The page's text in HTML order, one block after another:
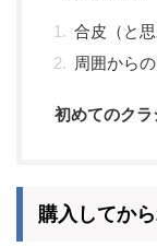
合皮（と
周囲から
初めてのク
購入してか